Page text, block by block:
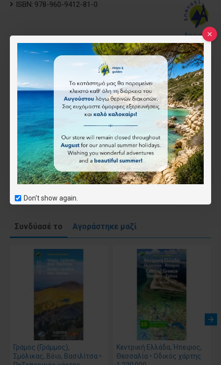
Don't show again.
ISBN: 978-960-9412-81-0
Anavasi
9.50€
Τύπος
Έντυπος
Ψηφιακός (όχι για το app)
Συνδύασέ το Αγοράστηκε μαζί
Γράμος (Γράμμος),
Σμόλικας, Βόιο, Βασιλίτσα •
Κεντρική Ελλάδα, Ήπειρος,
Θεσσαλία • Οδικός χάρτης